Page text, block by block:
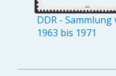
DDR - Sammlung
1963 bis 1971